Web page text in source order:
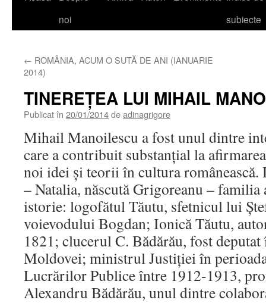
noi
subiecte
← ROMÂNIA, ACUM O SUTĂ DE ANI (IANUARIE
2014)
TINEREŢEA LUI MIHAIL
Publicat în 20/01/2014deadinagrigore
Mihail Manoilescu a fost unul dintre
care a contribuit substanţial la
noi idei şi teorii în cultura
– Natalia, născută Grigoreanu – familia
istorie: logofătul Tăutu, sfetnicul lui
voievodului Bogdan; Ionică Tăutu,
1821; clucerul C. Bădărău, fost
Moldovei; ministrul Justiţiei în
Lucrărilor Publice între 1912-1913,
Alexandru Bădărău, unul dintre